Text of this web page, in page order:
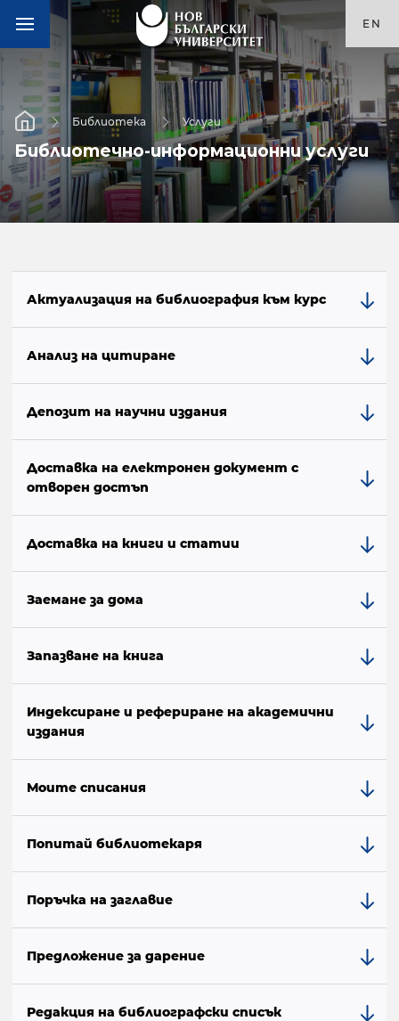
EN
Библиотека Услуги
Библиотечно-информационни услуги
Актуализация на библиография към курс
Анализ на цитиране
Депозит на научни издания
Доставка на електронен документ с
отворен достъп
Доставка на книги и статии
Заемане за дома
Запазване на книга
Индексиране и рефериране на академични
издания
Моите списания
Попитай библиотекаря
Поръчка на заглавие
Предложение за дарение
Редакция на библиографски списък